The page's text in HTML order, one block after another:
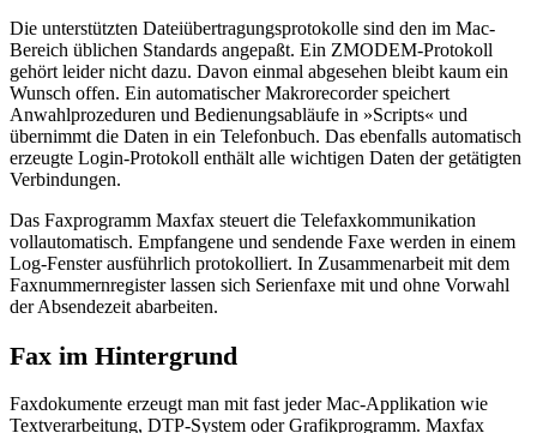
Die unterstützten Dateiübertragungsprotokolle sind den im Mac-
Bereich üblichen Standards angepaßt. Ein ZMODEM-Protokoll
gehört leider nicht dazu. Davon einmal abgesehen bleibt kaum ein
Wunsch offen. Ein automatischer Makrorecorder speichert
Anwahlprozeduren und Bedienungsabläufe in »Scripts« und
übernimmt die Daten in ein Telefonbuch. Das ebenfalls automatisch
erzeugte Login-Protokoll enthält alle wichtigen Daten der getätigten
Verbindungen.
Das Faxprogramm Maxfax steuert die Telefaxkommunikation
vollautomatisch. Empfangene und sendende Faxe werden in einem
Log-Fenster ausführlich protokolliert. In Zusammenarbeit mit dem
Faxnummernregister lassen sich Serienfaxe mit und ohne Vorwahl
der Absendezeit abarbeiten.
Fax im Hintergrund
Faxdokumente erzeugt man mit fast jeder Mac-Applikation wie
Textverarbeitung, DTP-System oder Grafikprogramm. Maxfax